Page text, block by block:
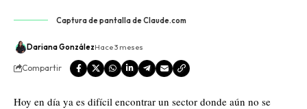
Captura de pantalla de Claude.com
Dariana GonzálezHace 3 meses
Compartir
Hoy en día ya es difícil encontrar un sector donde aún no se